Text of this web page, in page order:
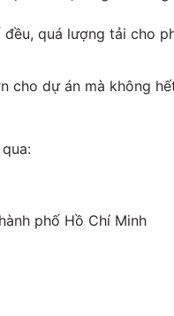
quá lượng tải cho
cho dự án mà không
qua:
phố Hồ Chí Minh